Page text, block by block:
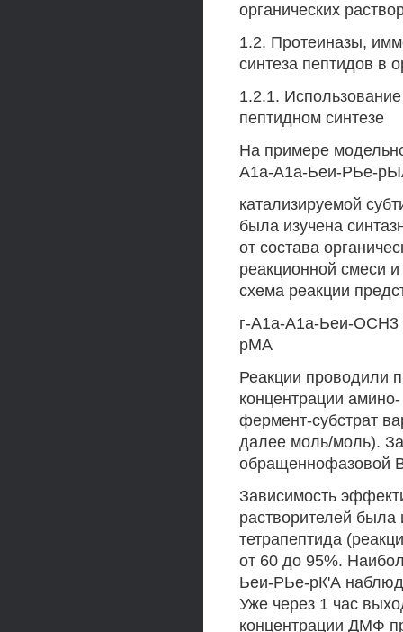
органических
1.2. Протеиназы,
синтеза пептидов в
1.2.1.
пептидном синтезе
На примере
А1а-А1а-Ьеи-РЬе-
катализируемой
была изучена
от состава
реакционной смеси
схема реакции
г-А1а-А1а-Ьеи-ОСН3
рМА
Реакции проводили
концентрации
фермент-субстрат
далее моль/моль).
обращеннофазовой
Зависимость
растворителей была
тетрапептида
от 60 до 95%.
Ьеи-РЬе-рК'А
Уже через 1 час
концентрации ДМФ